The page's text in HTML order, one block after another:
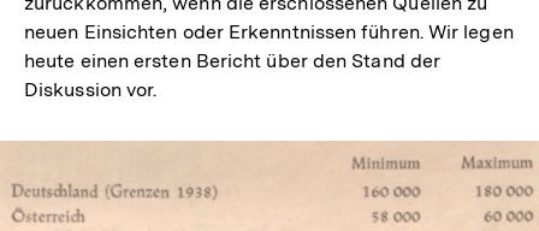
neuen Einsichten oder Erkenntnissen führen. Wir legen
heute einen ersten Bericht über den Stand der
Diskussion vor.